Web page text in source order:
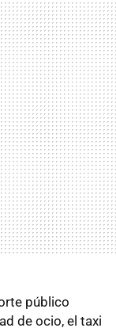
público
de ocio, el taxi